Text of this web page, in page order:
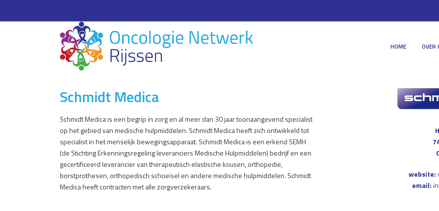
HOME OVER
Schmidt Medica
Schmidt Medica is een begrip in zorg en al meer dan 30 jaar toonaangevend specialist
op het gebied van medische hulpmiddelen. Schmidt Medica heeft zich ontwikkeld tot
specialist in het menselijk bewegingsapparaat. Schmidt Medica is een erkend SEMH
(de Stichting Erkenningsregeling leveranciers Medische Hulpmiddelen) bedrijf en een
gecertificeerd leverancier van therapeutisch elastische kousen, orthopedie,
borstprothesen, orthopedisch schoeisel en andere medische hulpmiddelen. Schmidt
Medica heeft contracten met alle zorgverzekeraars.
website:
email:i